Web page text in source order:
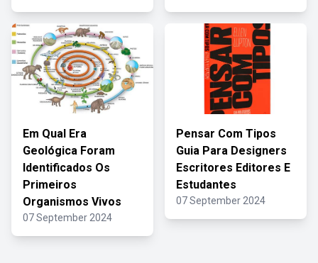
Em Qual Era
Geológica Foram
Identificados Os
Primeiros
Organismos Vivos
07 September 2024
Pensar Com Tipos
Guia Para Designers
Escritores Editores E
Estudantes
07 September 2024